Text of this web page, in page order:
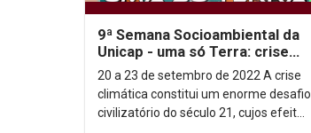
9ª Semana Socioambiental da
Unicap - uma só Terra: crise
climática e vulnerabilidades...
20 a 23 de setembro de 2022 A crise
climática constitui um enorme desafio
civilizatório do século 21, cujos efeitos